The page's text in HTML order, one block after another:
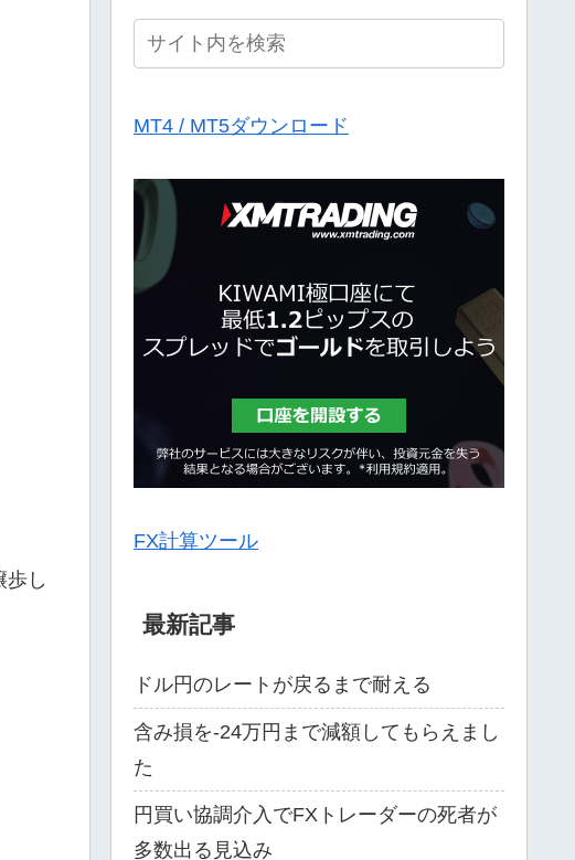
歩し
MT4 / MT5ダウンロード
FX計算ツール
最新記事
ドル円のレートが戻るまで耐える
含み損を-24万円まで減額してもらえまし
た
円買い協調介入でFXトレーダーの死者が
多数出る見込み